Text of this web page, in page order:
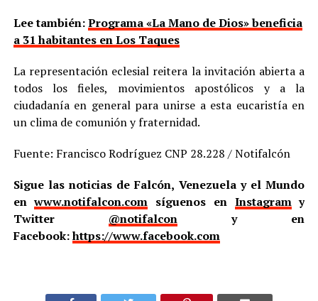
Lee también:Programa «La Mano de Dios» beneficia
a 31 habitantes en Los Taques
La representación eclesial reitera la invitación abierta a
todos los fieles, movimientos apostólicos y a la
ciudadanía en general para unirse a esta eucaristía en
un clima de comunión y fraternidad.
Fuente: Francisco Rodríguez CNP 28.228 / Notifalcón
Sigue las noticias de Falcón, Venezuela y el Mundo
enwww.notifalcon.com síguenos en Instagramy
Twitter @notifalcony en
Facebook:https://www.facebook.com